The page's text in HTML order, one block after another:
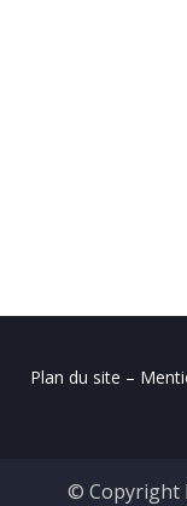
Plan du site –
© Copyright